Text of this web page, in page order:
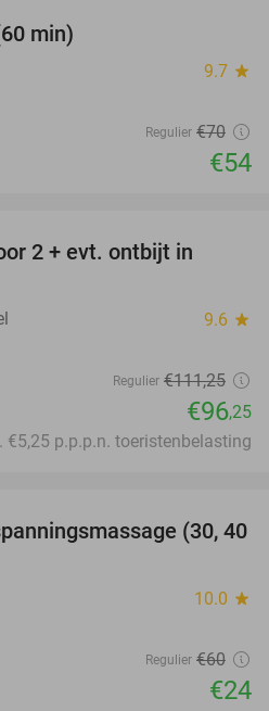
min)
9.7 star
Regulier €70
€54
2 + evt. ontbijt in
9.6 star
Regulier €111,25
€96,25
€5,25 p.p.p.n. toeristenbelasting
60%
(30, 40
10.0 star
Regulier €60
€24